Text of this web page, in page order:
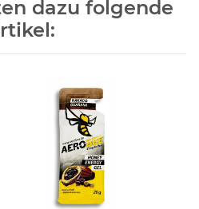
dazu folgende